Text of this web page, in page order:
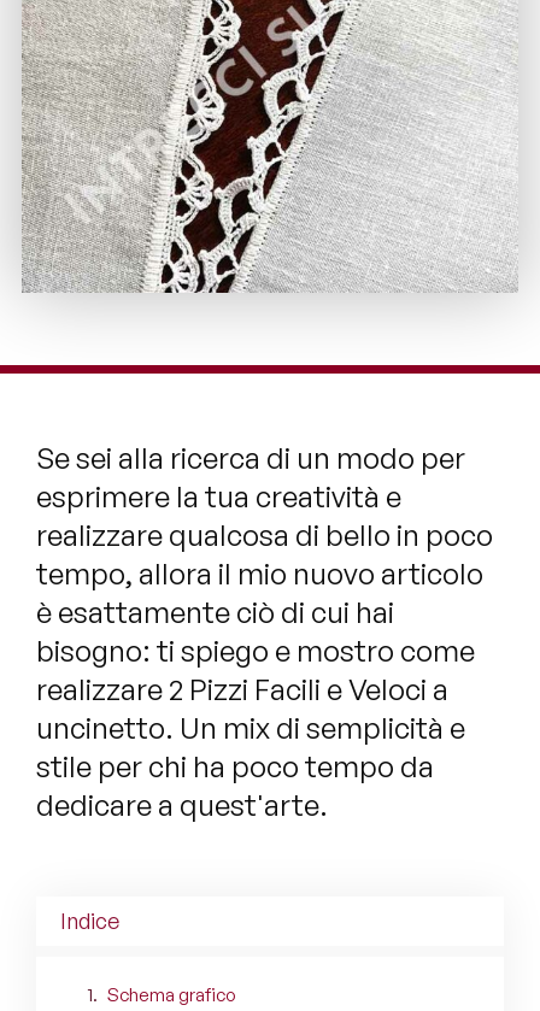
Se sei alla ricerca di un modo per
esprimere la tua creatività e
realizzare qualcosa di bello in poco
tempo, allora il mio nuovo articolo
è esattamente ciò di cui hai
bisogno: ti spiego e mostro come
realizzare 2 Pizzi Facili e Veloci a
uncinetto. Un mix di semplicità e
stile per chi ha poco tempo da
dedicare a quest'arte.
Indice
Schema grafico